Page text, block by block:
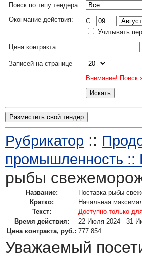
Поиск по типу тендера:
Окончание действия:
C:
Учитывать
Цена контракта
Записей на странице
Внимание! Поиск
Разместить свой тендер
Рубрикатор ::
промышленность ::
рыбы
Название:
Поставка рыбы
Кратко:
Начальная
Текст:
Доступно только
Время действия:
22 Июля 2024 - 31
Цена контракта, руб.: 777 854
Уважаемый